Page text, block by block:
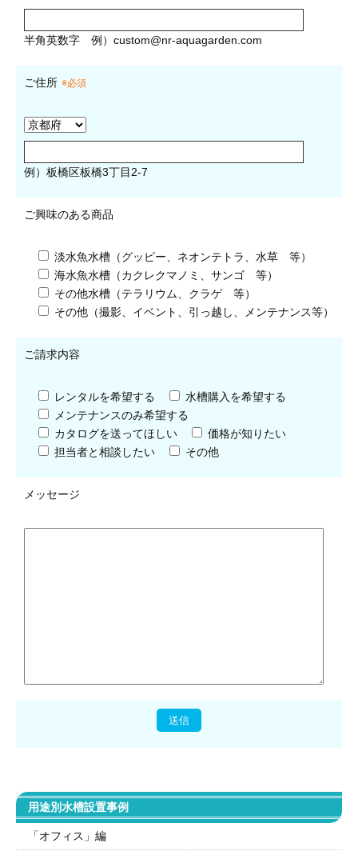
半角英数字 例） custom@nr-aquagarden.com
ご住所 ※必須
例）板橋区板橋3丁目2-7
ご興味のある商品
淡水魚水槽（グッピー、ネオンテトラ、水草 等）
海水魚水槽（カクレクマノミ、サンゴ 等）
その他水槽（テラリウム、クラゲ 等）
その他（撮影、イベント、引っ越し、メンテナンス等）
ご請求内容
レンタルを希望する
水槽購入を希望する
メンテナンスのみ希望する
カタログを送ってほしい
価格が知りたい
担当者と相談したい
その他
メッセージ
用途別水槽設置事例
「オフィス」編